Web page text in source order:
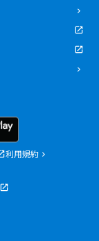
利用規約